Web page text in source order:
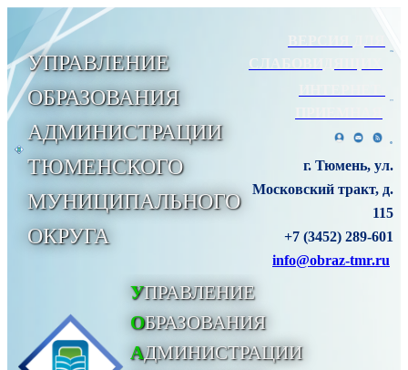
УПРАВЛЕНИЕ
ОБРАЗОВАНИЯ
АДМИНИСТРАЦИИ
ТЮМЕНСКОГО
МУНИЦИПАЛЬНОГО
ОКРУГА
СЛАБОВИДЯЩИХ
г. Тюмень, ул.
Московский тракт, д.
115
+7 (3452) 289-601
info@obraz-tmr.ru
УПРАВЛЕНИЕ
ОБРАЗОВАНИЯ
АДМИНИСТРАЦИИ